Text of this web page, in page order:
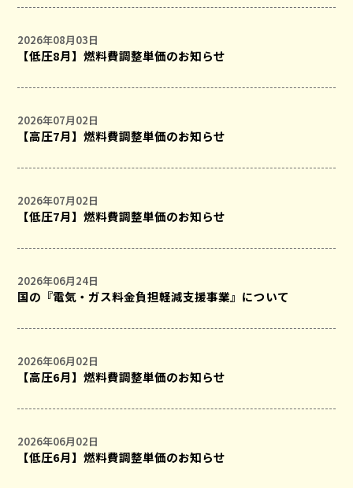
2026年08月03日
【低圧8月】燃料費調整単価のお知らせ
2026年07月02日
【高圧7月】燃料費調整単価のお知らせ
2026年07月02日
【低圧7月】燃料費調整単価のお知らせ
2026年06月24日
国の『電気・ガス料金負担軽減支援事業』について
2026年06月02日
【高圧6月】燃料費調整単価のお知らせ
2026年06月02日
【低圧6月】燃料費調整単価のお知らせ